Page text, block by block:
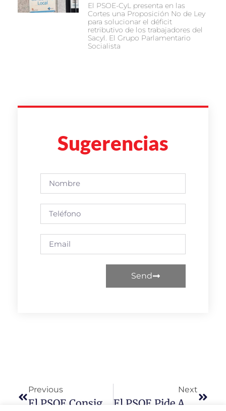
El PSOE-CyL presenta en las
Cortes una Proposición No de Ley
para solucionar el déficit
retributivo de los trabajadores del
Sacyl. El Grupo Parlamentario
Socialista
Sugerencias
Send
Previous Next